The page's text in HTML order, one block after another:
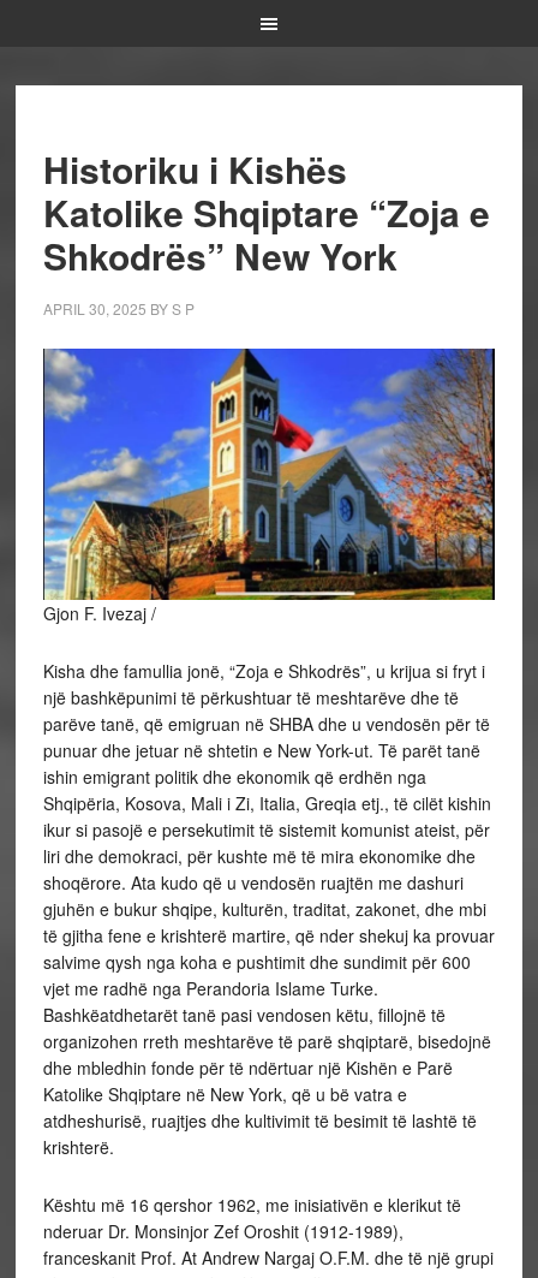
Historiku i Kishës
Katolike Shqiptare “Zoja e
Shkodrës” New York
APRIL 30, 2025 BYS P
Gjon F. Ivezaj /
Kisha dhe famullia jonë, “Zoja e Shkodrës”, u krijua si fryt i
një bashkëpunimi të përkushtuar të meshtarëve dhe të
parëve tanë, që emigruan në SHBA dhe u vendosën për të
punuar dhe jetuar në shtetin e New York-ut. Të parët tanë
ishin emigrant politik dhe ekonomik që erdhën nga
Shqipëria, Kosova, Mali i Zi, Italia, Greqia etj., të cilët kishin
ikur si pasojë e persekutimit të sistemit komunist ateist, për
liri dhe demokraci, për kushte më të mira ekonomike dhe
shoqërore. Ata kudo që u vendosën ruajtën me dashuri
gjuhën e bukur shqipe, kulturën, traditat, zakonet, dhe mbi
të gjitha fene e krishterë martire, që nder shekuj ka provuar
salvime qysh nga koha e pushtimit dhe sundimit për 600
vjet me radhë nga Perandoria Islame Turke.
Bashkëatdhetarët tanë pasi vendosen këtu, fillojnë të
organizohen rreth meshtarëve të parë shqiptarë, bisedojnë
dhe mbledhin fonde për të ndërtuar një Kishën e Parë
Katolike Shqiptare në New York, që u bë vatra e
atdheshurisë, ruajtjes dhe kultivimit të besimit të lashtë të
krishterë.
Kështu më 16 qershor 1962, me inisiativën e klerikut të
nderuar Dr. Monsinjor Zef Oroshit (1912-1989),
franceskanit Prof. At Andrew Nargaj O.F.M. dhe të një grupi